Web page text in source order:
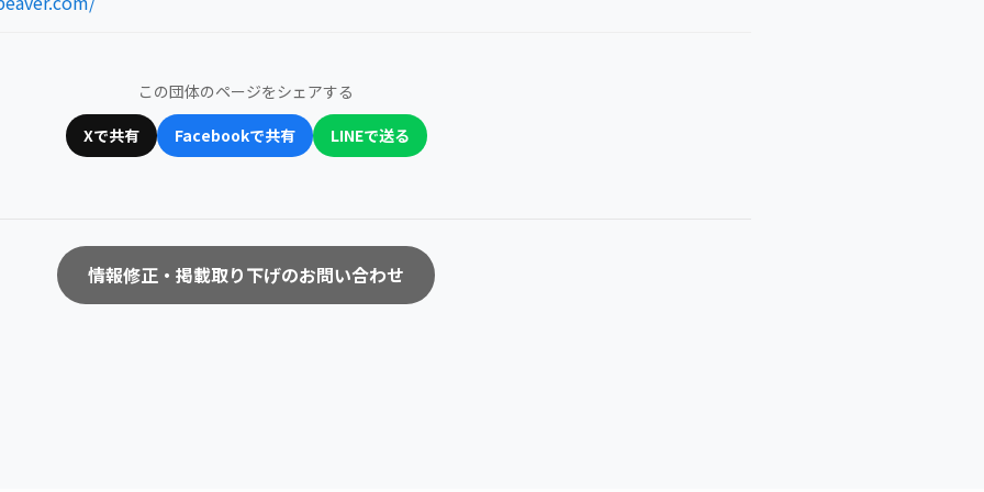
この団体のページをシェアする
Xで共有
Facebookで共有 LINEで送る
情報修正・掲載取り下げのお問い合わせ